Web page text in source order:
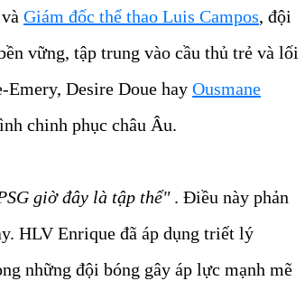
Giám đốc thể thao Luis Campos, đội
vững, tập trung vào cầu thủ trẻ và lối
Desire Doue hay Ousmane
chinh phục châu Âu.
giờ đây là tập thể" . Điều này phản
HLV Enrique đã áp dụng triết lý
những đội bóng gây áp lực mạnh mẽ